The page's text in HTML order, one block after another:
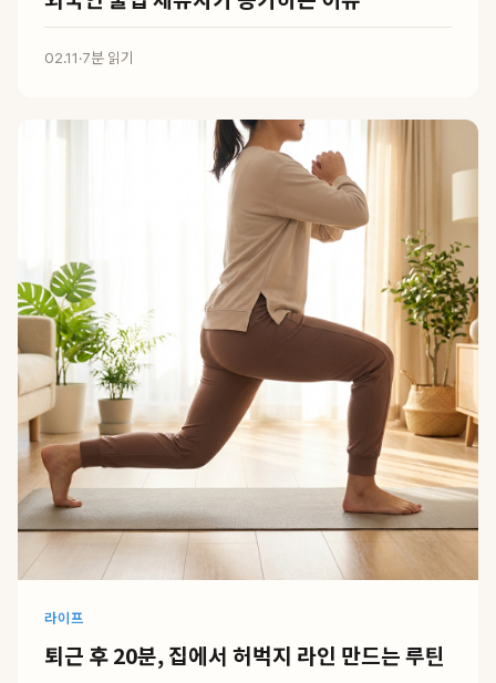
02.11·7분 읽기
라이프
퇴근 후 20분, 집에서 허벅지 라인 만드는 루틴